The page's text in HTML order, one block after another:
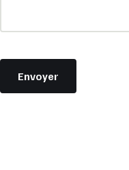
Envoyer